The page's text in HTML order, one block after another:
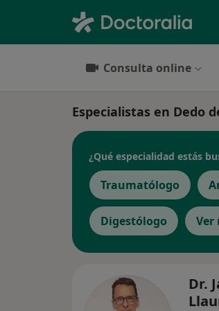
Consulta online
Especialistas en Dedo
¿Qué especialidad estás
Traumatólogo
Digestólogo Ver
Dr.